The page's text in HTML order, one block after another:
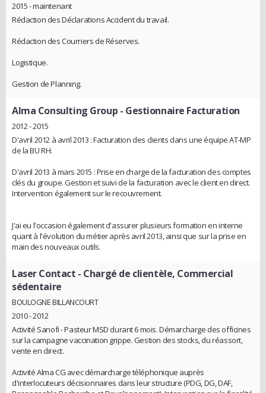
2015 - maintenant
Rédaction des Déclarations Accident du travail.
Rédaction des Courriers de Réserves.
Logistique.
Gestion de Planning.
Alma Consulting Group - Gestionnaire Facturation
2012 - 2015
D'avril 2012 à avril 2013 : Facturation des clients dans une équipe AT-MP
de la BU RH.
D'avril 2013 à mars 2015 : Prise en charge de la facturation des comptes
clés du groupe. Gestion et suivi de la facturation avec le client en direct.
Intervention également sur le recouvrement.
J'ai eu l'occasion également d'assurer plusieurs formation en interne
quant à l'évolution du métier après avril 2013, ainsi que sur la prise en
main des nouveaux outils.
Laser Contact - Chargé de clientèle, Commercial
sédentaire
BOULOGNE BILLANCOURT
2010 - 2012
Activité Sanofi - Pasteur MSD durant 6 mois. Démarcharge des officines
sur la campagne vaccination grippe. Gestion des stocks, du réassort,
vente en direct.
Activité Alma CG avec démarcharge téléphonique auprès
d'interlocuteurs décisionnaires dans leur structure (PDG, DG, DAF,